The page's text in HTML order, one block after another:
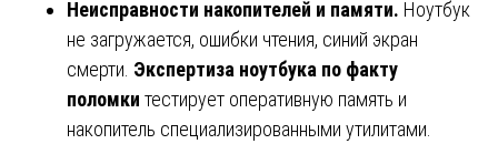
Неисправности накопителей и памяти. Ноутбук
не загружается, ошибки чтения, синий экран
смерти. Экспертиза ноутбука по факту
поломки тестирует оперативную память и
накопитель специализированными утилитами.